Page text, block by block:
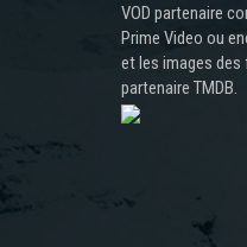
VOD partenaire
Prime Video ou
et les images
partenaire TMDB.